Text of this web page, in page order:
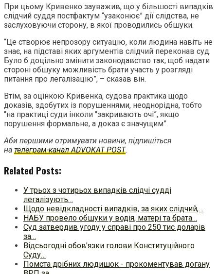
При цьому Кривенко зауважив, що у більшості випадків
слідчий суддя постфактум “узаконює” дії слідства, не
заслуховуючи сторону, в якої проводились обшуки.
“Це створює непрозору ситуацію, коли людина навіть не
знає, на підставі яких аргументів слідчий переконав суд.
Було б доцільно змінити законодавство так, щоб надати
стороні обшуку можливість брати участь у розгляді
питання про легалізацію”, – сказав він.
Втім, за оцінкою Кривенка, судова практика щодо
доказів, здобутих із порушеннями, неоднорідна, тобто
“на практиці суди інколи “закривають очі”, якщо
порушення формальне, а доказ є значущим”.
Аби першими отримувати новини, підпишіться
на телеграм-канал ADVOKAT POST.
Related Posts:
У трьох з чотирьох випадків слідчі судді
легалізують…
Щодо невідкладності випадків, за яких слідчий,…
НАБУ провело обшуки у водія, матері та брата…
Суд затвердив угоду у справі про 250 тис доларів
за…
Відсьогодні обов'язки голови Конституційного
Суду…
Помста дрібних людишок - прокоментував догану